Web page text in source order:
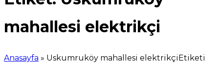
mahallesi elektrikçi
Anasayfa » Uskumruköy mahallesi elektrikçiEtiketi